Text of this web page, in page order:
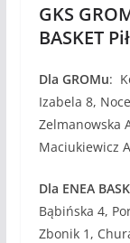
GKS
BASKET
Dla GROMu:
Izabela 8,
Zelmanowska
Maciukiewicz
Dla ENEA
Bąbińska 4,
Zbonik 1,